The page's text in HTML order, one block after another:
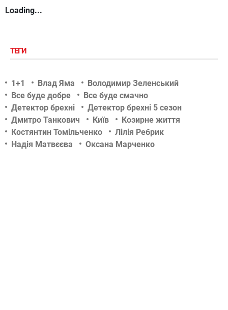
Loading...
ТЕГИ
1+1 Влад Яма
Володимир Зеленський
Все буде добре
Все буде смачно
Детектор брехні
Детектор брехні 5 сезон
Дмитро Танкович
Київ
Козирне життя
Костянтин Томільченко
Лілія Ребрик
Надія Матвєєва
Оксана Марченко